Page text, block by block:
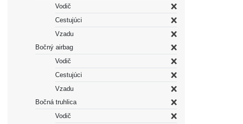
Vodič
Cestujúci
Vzadu
Bočný airbag
Vodič
Cestujúci
Vzadu
Bočná truhlica
Vodič